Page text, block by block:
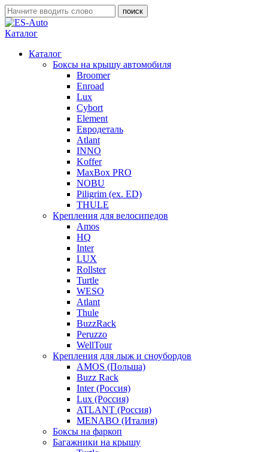
Каталог
Каталог
Боксы на крышу автомобиля
Broomer
Enroad
Lux
Cybort
Element
Евродеталь
Atlant
INNO
Koffer
MaxBox PRO
NOBU
Piligrim (ex. ED)
THULE
Крепления для велосипедов
Amos
HQ
Inter
LUX
Rollster
Turtle
WESO
Atlant
Thule
BuzzRack
Peruzzo
WellTour
Крепления для лыж и сноубордов
AMOS (Польша)
Buzz Rack
Inter (Россия)
Lux (Россия)
ATLANT (Россия)
MENABO (Италия)
Боксы на фаркоп
Багажники на крышу